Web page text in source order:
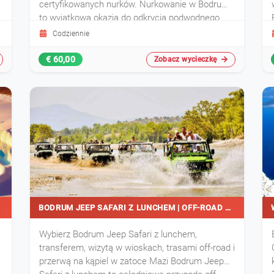
certyfikowanych nurków. Nurkowanie w Bodrum
to wyjątkowa okazja do odkrycia podwodnego
świata Morza Egejskiego. Pod opieką
życie morskie i piękne rafy. Wycieczka jest
Codziennie
€ 60,00 Zobacz wycieczkę
BODRUM JEEP SAFARI Z LUNCHEM | OFF-ROAD TOUR
Wybierz Bodrum Jeep Safari z lunchem,
transferem, wizytą w wioskach, trasami off-road i
przerwą na kąpiel w zatoce Mazi Bodrum Jeep